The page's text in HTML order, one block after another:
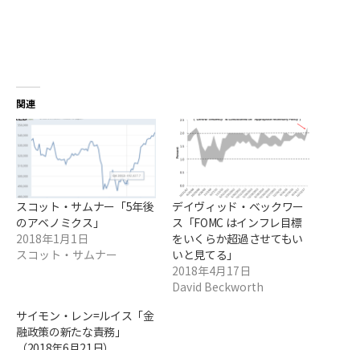
関連
スコット・サムナー「5年後
のアベノミクス」
2018年1月1日
スコット・サムナー
デイヴィッド・ベックワー
ス「FOMC はインフレ目標
をいくらか超過させてもい
いと見てる」
2018年4月17日
David Beckworth
サイモン・レン=ルイス「金
融政策の新たな責務」